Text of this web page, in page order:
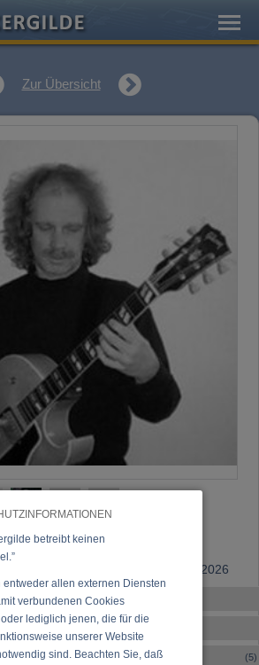
betreibt keinen
entweder allen externen Diensten
verbundenen Cookies
lediglich jenen, die für die
unserer Website
sind. Beachten Sie, daß
Zur Übersicht
30.01.2003, letzte Änderung: 07.03.2026
– Komposition... (5)